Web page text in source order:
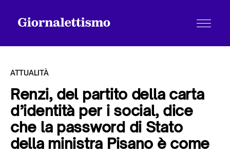
Tutti gli articoli
ATTUALITÀ
Renzi, del partito della carta
d’identità per i social, dice
che la password di Stato
della ministra Pisano è come